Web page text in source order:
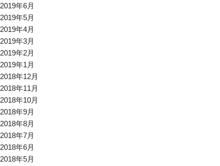
2019年6月
2019年5月
2019年4月
2019年3月
2019年2月
2019年1月
2018年12月
2018年11月
2018年10月
2018年9月
2018年8月
2018年7月
2018年6月
2018年5月